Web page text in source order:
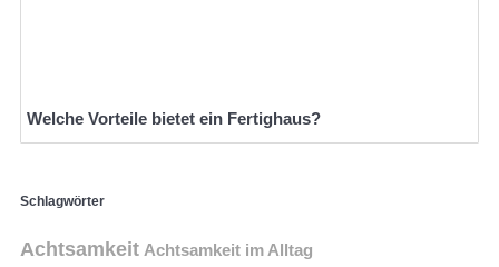
Welche Vorteile bietet ein Fertighaus?
Schlagwörter
Achtsamkeit Achtsamkeit im Alltag